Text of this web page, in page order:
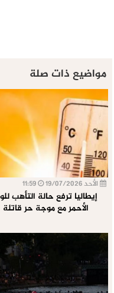
مواضيع ذات صلة
الأحد 19/07/2026
إيطاليا ترفع حالة التأهب
الأحمر مع موجة حر قاتلة